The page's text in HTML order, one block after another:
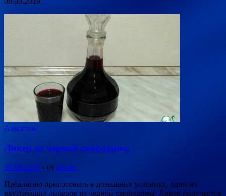
Алкоголь
Ликер из черной смородины
30.08.2019 - от admin
Предлагаю приготовить в домашних условиях, один из
вкуснейших ликеров из черной смородины. Ликер получается